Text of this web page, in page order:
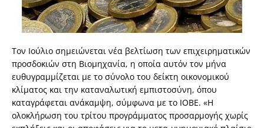
Τον Ιούλιο σημειώνεται νέα βελτίωση των επιχειρηματικών
προσδοκιών στη Βιομηχανία, η οποία αυτόν τον μήνα
ευθυγραμμίζεται με το σύνολο του δείκτη οικονομικού
κλίματος και την καταναλωτική εμπιστοσύνη, όπου
καταγράφεται ανάκαμψη, σύμφωνα με το ΙΟΒΕ. «Η
ολοκλήρωση του τρίτου προγράμματος προσαρμογής χωρίς